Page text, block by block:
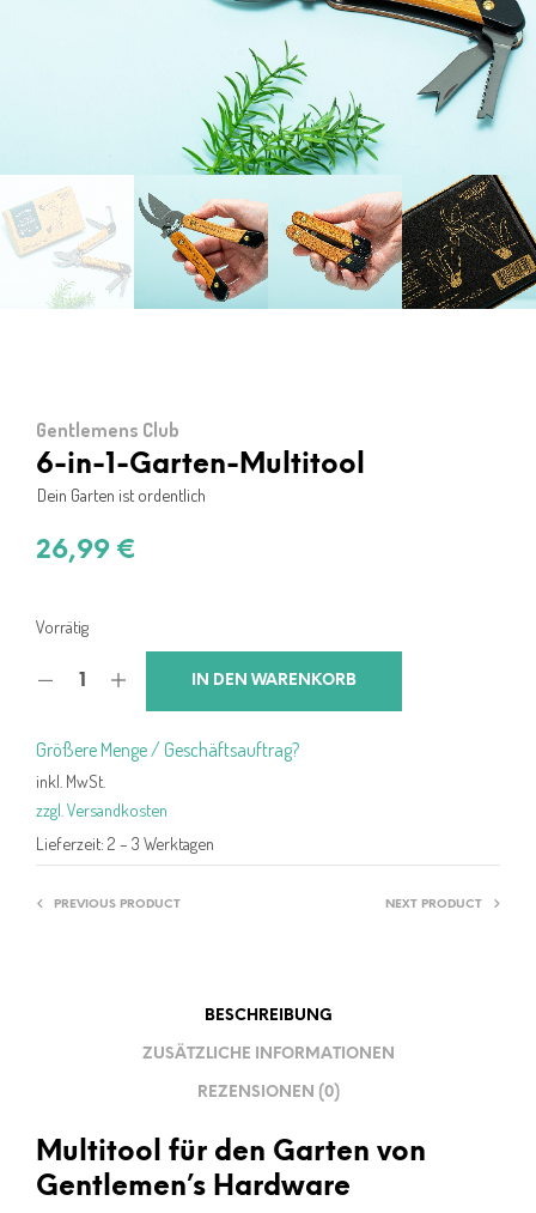
Gentlemens Club
6-in-1-Garten-Multitool
Dein Garten ist ordentlich
26,99 €
Vorrätig
IN DEN WARENKORB
Größere Menge / Geschäftsauftrag?
inkl. MwSt.
zzgl. Versandkosten
Lieferzeit: 2 – 3 Werktagen
PREVIOUS PRODUCT NEXT PRODUCT
BESCHREIBUNG
ZUSÄTZLICHE INFORMATIONEN
REZENSIONEN (0)
Multitool für den Garten von
Gentlemen’s Hardware